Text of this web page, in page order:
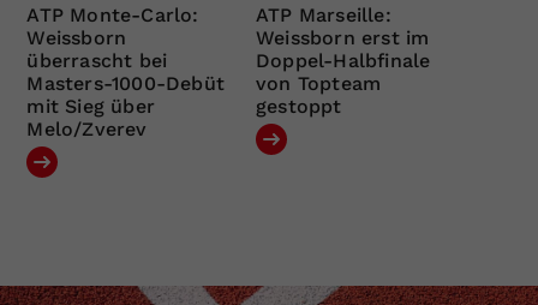
ATP Monte-Carlo:
Weissborn
überrascht bei
Masters-1000-Debüt
mit Sieg über
Melo/Zverev
ATP Marseille:
Weissborn erst im
Doppel-Halbfinale
von Topteam
gestoppt